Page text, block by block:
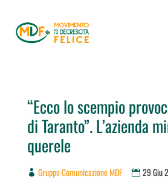
“Ecco lo scempio
di Taranto”. L’azienda
querele
Gruppo Comunicazione MDF 29 Giu